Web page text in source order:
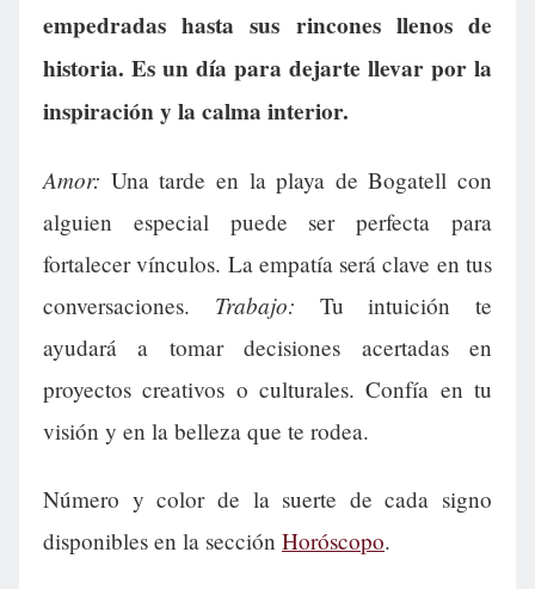
empedradas hasta sus rincones llenos de
historia. Es un día para dejarte llevar por la
inspiración y la calma interior.
Amor: Una tarde en la playa de Bogatell con
alguien especial puede ser perfecta para
fortalecer vínculos. La empatía será clave en tus
conversaciones. Trabajo: Tu intuición te
ayudará a tomar decisiones acertadas en
proyectos creativos o culturales. Confía en tu
visión y en la belleza que te rodea.
Número y color de la suerte de cada signo
disponibles en la sección Horóscopo.